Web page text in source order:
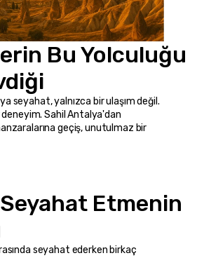
Bu Yolculuğu
seyahat, yalnızca bir ulaşım değil.
Sahil Antalya'dan
geçiş, unutulmaz bir
Etmenin
seyahat ederken birkaç